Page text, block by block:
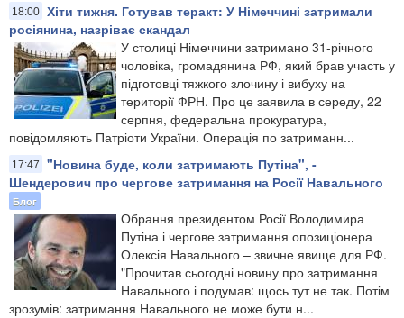
18:00 Хіти тижня. Готував теракт: У Німеччині затримали
росіянина, назріває скандал
У столиці Німеччини затримано 31-річного
чоловіка, громадянина РФ, який брав участь у
підготовці тяжкого злочину і вибуху на
території ФРН. Про це заявила в середу, 22
серпня, федеральна прокуратура,
повідомляють Патріоти України. Операція по затриманн...
17:47
"Новина буде, коли затримають Путіна", -
Шендерович про чергове затримання на Росії Навального
Блог
Обрання президентом Росії Володимира
Путіна і чергове затримання опозиціонера
Олексія Навального – звичне явище для РФ.
"Прочитав сьогодні новину про затримання
Навального і подумав: щось тут не так. Потім
зрозумів: затримання Навального не може бути н...